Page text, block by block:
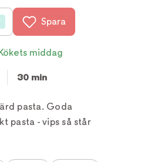
Spara
middag
30 min
pasta. Goda
pasta - vips så står